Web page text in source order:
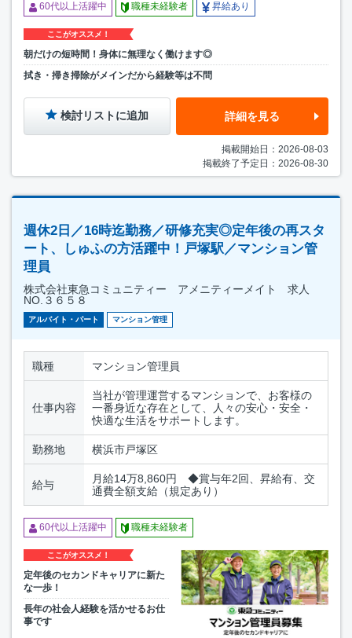
60代以上活躍中 職種未経験者 昇給あり
ここがオススメ！
朝だけの短時間！身体に無理なく働けます◎
拭き・掃き掃除がメインだから経験等は不問
検討リストに追加 詳細を見る
掲載開始日：2026-08-03
掲載終了予定日：2026-08-30
週休2日／16時迄勤務／研修充実◎定年後の再スタ
ート、しゅふの方活躍中！戸塚駅／マンション管
理員
株式会社東急コミュニティー アメニティーメイト 求人
NO.３６５８
アルバイト・パート マンション管理
職種 マンション管理員
仕事内容
当社が管理運営するマンションで、お客様の
一番身近な存在として、人々の安心・安全・
快適な生活をサポートします。
勤務地 横浜市戸塚区
給与
月給14万8,860円 ◆賞与年2回、昇給有、交
通費全額支給（規定あり）
60代以上活躍中 職種未経験者
ここがオススメ！
定年後のセカンドキャリアに新た
な一歩！
長年の社会人経験を活かせるお仕
事です